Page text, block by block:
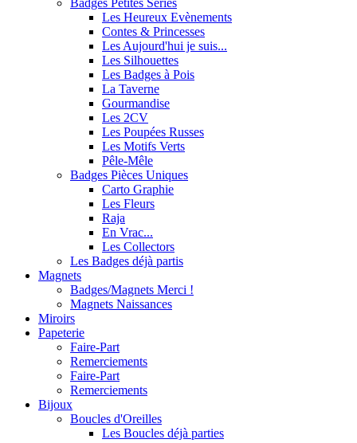
Badges Petites Séries
Les Heureux Evènements
Contes & Princesses
Les Aujourd'hui je suis...
Les Silhouettes
Les Badges à Pois
La Taverne
Gourmandise
Les 2CV
Les Poupées Russes
Les Motifs Verts
Pêle-Mêle
Badges Pièces Uniques
Carto Graphie
Les Fleurs
Raja
En Vrac...
Les Collectors
Les Badges déjà partis
Magnets
Badges/Magnets Merci !
Magnets Naissances
Miroirs
Papeterie
Faire-Part
Remerciements
Faire-Part
Remerciements
Bijoux
Boucles d'Oreilles
Les Boucles déjà parties